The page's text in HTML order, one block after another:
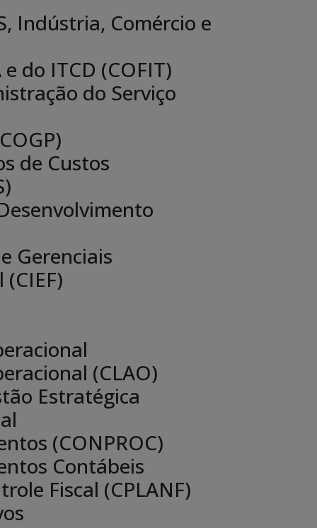
Indústria, Comércio e
do ITCD (COFIT)
do Serviço
de Custos
Gerenciais
(CLAO)
Estratégica
(CONPROC)
Contábeis
Fiscal (CPLANF)